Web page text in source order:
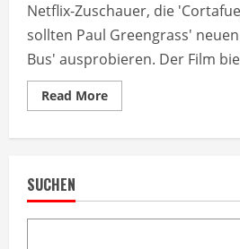
Netflix-Zuschauer, die
sollten Paul Greengrass'
Bus' ausprobieren. Der Film
Read MoreRead
more
‚Cortafuego‘-
Fans
SUCHEN